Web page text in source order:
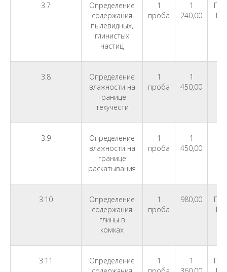
3.7
Определение
содержания
пылевидных,
глинистых
частиц
1
проба
1
240,00
3.8
Определение
влажности на
границе
текучести
1
проба
1
450,00
3.9
Определение
влажности на
границе
раскатывания
1
проба
1
450,00
3.10
Определение
содержания
глины в
комках
1
проба
980,00
3.11
Определение
1
1